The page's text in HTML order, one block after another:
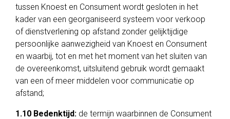
tussen Knoest en Consument wordt gesloten in het
kader van een georganiseerd systeem voor verkoop
of dienstverlening op afstand zonder gelijktijdige
persoonlijke aanwezigheid van Knoest en Consument
en waarbij, tot en met het moment van het sluiten van
de overeenkomst, uitsluitend gebruik wordt gemaakt
van een of meer middelen voor communicatie op
afstand;
1.10 Bedenktijd: de termijn waarbinnen de Consument